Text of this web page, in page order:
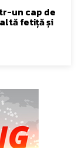
un cap de
fetiță și